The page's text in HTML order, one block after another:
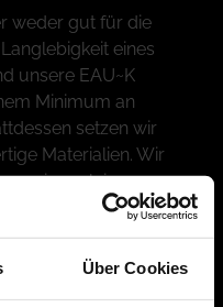
Über Cookies
weder gut für die
eines
unsere EAU~K
Minimum an
setzen wir
Materialien. Wir
wir auch im
müssen.